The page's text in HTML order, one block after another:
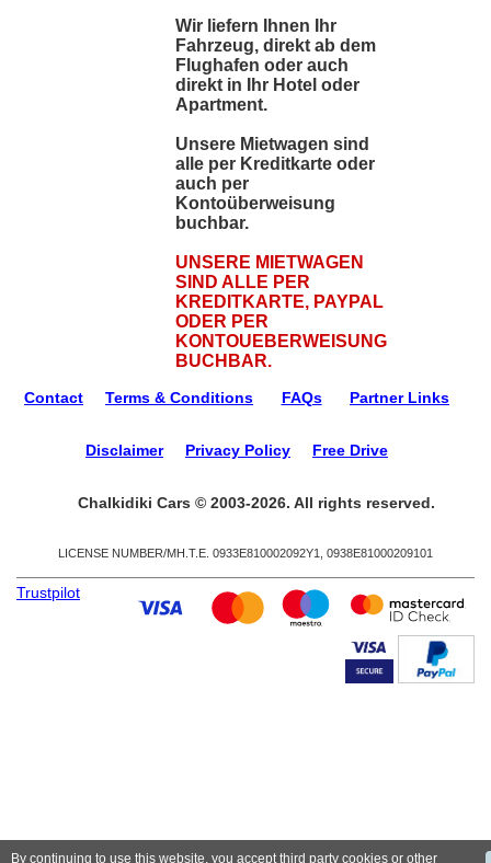
By continuing to use this website, you accept third party cookies or other
Wir liefern Ihnen Ihr
Fahrzeug, direkt ab dem
Flughafen oder auch
direkt in Ihr Hotel oder
Apartment.
Unsere Mietwagen sind
alle per Kreditkarte oder
auch per
Kontoüberweisung
buchbar.
UNSERE MIETWAGEN
SIND ALLE PER
KREDITKARTE, PAYPAL
ODER PER
KONTOUEBERWEISUNG
BUCHBAR.
Contact Terms & Conditions FAQs Partner Links
Disclaimer Privacy Policy Free Drive
Chalkidiki Cars © 2003-2026. All rights reserved.
LICENSE NUMBER/ΜΗ.Τ.Ε. 0933Ε810002092Υ1, 0938Ε81000209101
Trustpilot